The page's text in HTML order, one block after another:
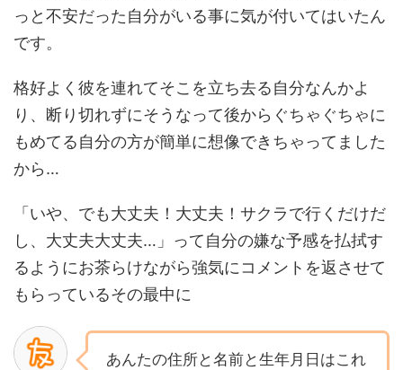
っと不安だった自分がいる事に気が付いてはいたん
です。
格好よく彼を連れてそこを立ち去る自分なんかよ
り、断り切れずにそうなって後からぐちゃぐちゃに
もめてる自分の方が簡単に想像できちゃってました
から…
「いや、でも大丈夫！大丈夫！サクラで行くだけだ
し、大丈夫大丈夫…」って自分の嫌な予感を払拭す
るようにお茶らけながら強気にコメントを返させて
もらっているその最中に
あんたの住所と名前と生年月日はこれ